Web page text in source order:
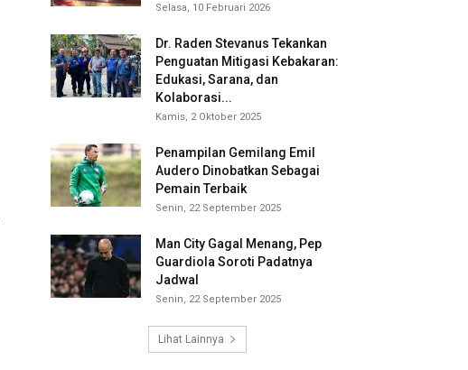
Selasa, 10 Februari 2026
Dr. Raden Stevanus Tekankan
Penguatan Mitigasi Kebakaran:
Edukasi, Sarana, dan
Kolaborasi...
Kamis, 2 Oktober 2025
Penampilan Gemilang Emil
Audero Dinobatkan Sebagai
Pemain Terbaik
Senin, 22 September 2025
Man City Gagal Menang, Pep
Guardiola Soroti Padatnya
Jadwal
Senin, 22 September 2025
Lihat Lainnya